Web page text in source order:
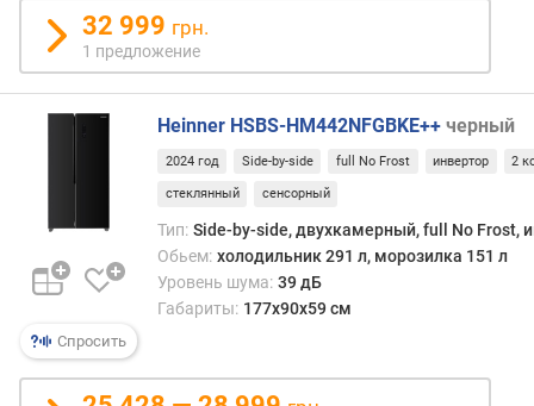
з
л
к
м
я
о
х
р
32 999 грн.
1 предложение
Спросить
Heinner HSBS-HM442NFGBKE++ черный
2024 год Side-by-side full No Frost инвертор 2
стеклянный сенсорный
Тип: Side-by-side, двухкамерный, full No Frost,
Обьем: холодильник 291 л, морозилка 151 л
Уровень шума: 39 дБ
Габариты: 177x90x59 см